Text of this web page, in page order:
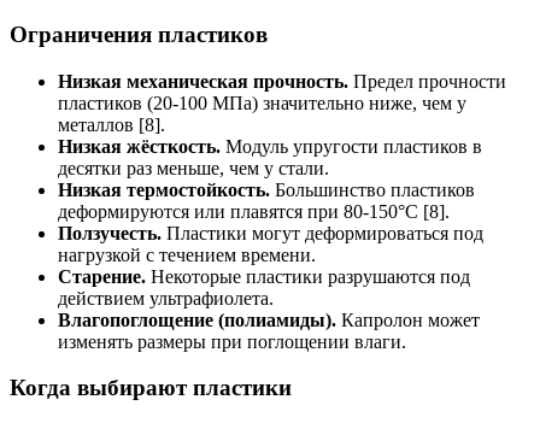
Ограничения пластиков
Низкая механическая прочность. Предел прочности
пластиков (20-100 МПа) значительно ниже, чем у
металлов [8].
Низкая жёсткость. Модуль упругости пластиков в
десятки раз меньше, чем у стали.
Низкая термостойкость. Большинство пластиков
деформируются или плавятся при 80-150°C [8].
Ползучесть. Пластики могут деформироваться под
нагрузкой с течением времени.
Старение. Некоторые пластики разрушаются под
действием ультрафиолета.
Влагопоглощение (полиамиды). Капролон может
изменять размеры при поглощении влаги.
Когда выбирают пластики